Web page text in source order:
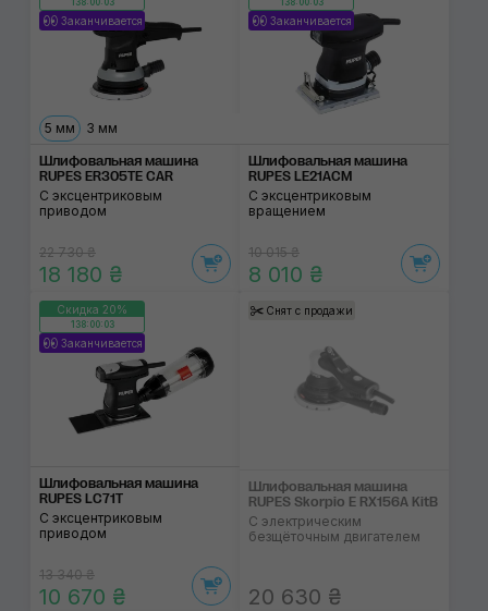
138:00:02
Заканчивается
5 мм 3 мм
Шлифовальная машина
RUPES ER305TE CAR
С эксцентриковым
приводом
22 730 ₴
18 180 ₴
138:00:02
Заканчивается
Шлифовальная машина
RUPES LE21AСM
С эксцентриковым
вращением
10 015 ₴
8 010 ₴
Скидка 20%
138:00:02
Заканчивается
Шлифовальная машина
RUPES LC71T
С эксцентриковым
приводом
13 340 ₴
10 670 ₴
Снят с продажи
Шлифовальная машина
RUPES Skorpio E RX156A KitB
С электрическим
безщёточным двигателем
20 630 ₴